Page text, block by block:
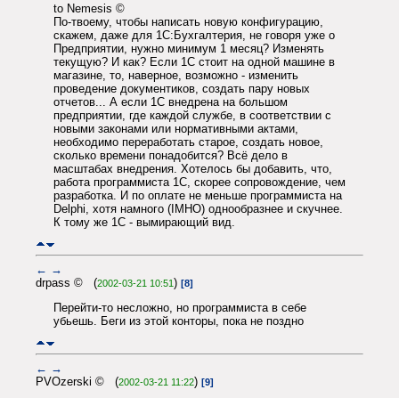
to Nemesis ©
По-твоему, чтобы написать новую конфигурацию,
скажем, даже для 1С:Бухгалтерия, не говоря уже о
Предприятии, нужно минимум 1 месяц? Изменять
текущую? И как? Если 1С стоит на одной машине в
магазине, то, наверное, возможно - изменить
проведение документиков, создать пару новых
отчетов... А если 1С внедрена на большом
предприятии, где каждой службе, в соответствии с
новыми законами или нормативными актами,
необходимо переработать старое, создать новое,
сколько времени понадобится? Всё дело в
масштабах внедрения. Хотелось бы добавить, что,
работа программиста 1С, скорее сопровождение, чем
разработка. И по оплате не меньше программиста на
Delphi, хотя намного (IMHO) однообразнее и скучнее.
К тому же 1С - вымирающий вид.
← →
drpass © (2002-03-21 10:51) [8]
Перейти-то несложно, но программиста в себе
убьешь. Беги из этой конторы, пока не поздно
← →
PVOzerski © (2002-03-21 11:22) [9]